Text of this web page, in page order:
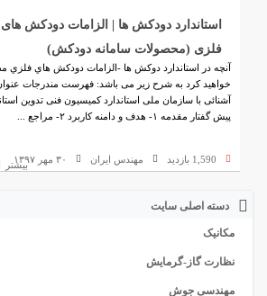
استاندارد دودکش ها | الزامات دودکش های
فلزی (محصولات سامانه دودکش)
آنچه در استاندارد دوکش ها -الزامات دودكش هاي فلزي
خواهید کرد به شرح زیر می باشد: فهرست مندرجات
آشنائی با سازمان ملی استاندارد کمیسیون فنی تدوین
پیش گفتار مقدمه ۱- هدف و دامنه کاربرد ۲- مراجع ...
1,590 بازدید مهندس ایران ۳۰ مهر ۱۳۹۷ بیشتر
دسته اصلی سایت
مکانیک
نظارت گاز-گرمایش
مهندسی جوش